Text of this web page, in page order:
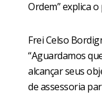
Ordem” explica
Frei Celso
“Aguardamos
alcançar seus
de assessoria